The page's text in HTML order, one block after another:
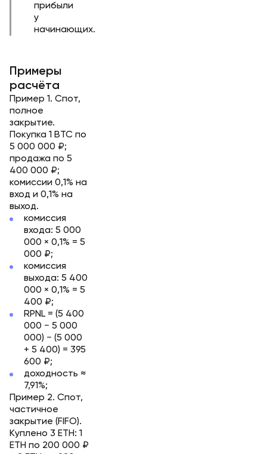
прибыли
у
начинающих.
Примеры
расчёта
Пример 1. Спот,
полное
закрытие.
Покупка 1 BTC по
5 000 000 ₽;
продажа по 5
400 000 ₽;
комиссии 0,1% на
вход и 0,1% на
выход.
комиссия
входа: 5 000
000 × 0,1% = 5
000 ₽;
комиссия
выхода: 5 400
000 × 0,1% = 5
400 ₽;
RPNL = (5 400
000 − 5 000
000) − (5 000
+ 5 400) = 395
600 ₽;
доходность ≈
7,91%;
Пример 2. Спот,
частичное
закрытие (FIFO).
Куплено 3 ETH: 1
ETH по 200 000 ₽